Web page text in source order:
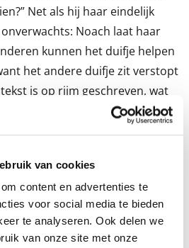
van cookies
content en advertenties te
voor social media te bieden
te analyseren. Ook delen we
van onze site met onze
Net als hij haar eindelijk
Noach laat haar
kunnen het duifje helpen
het andere duifje zit verstopt
is op rijm geschreven, wat
maakt. Over de illustrator:
stage bij uitgeverij Buddy
en oog voor detail weet ze
tot leven te wekken.